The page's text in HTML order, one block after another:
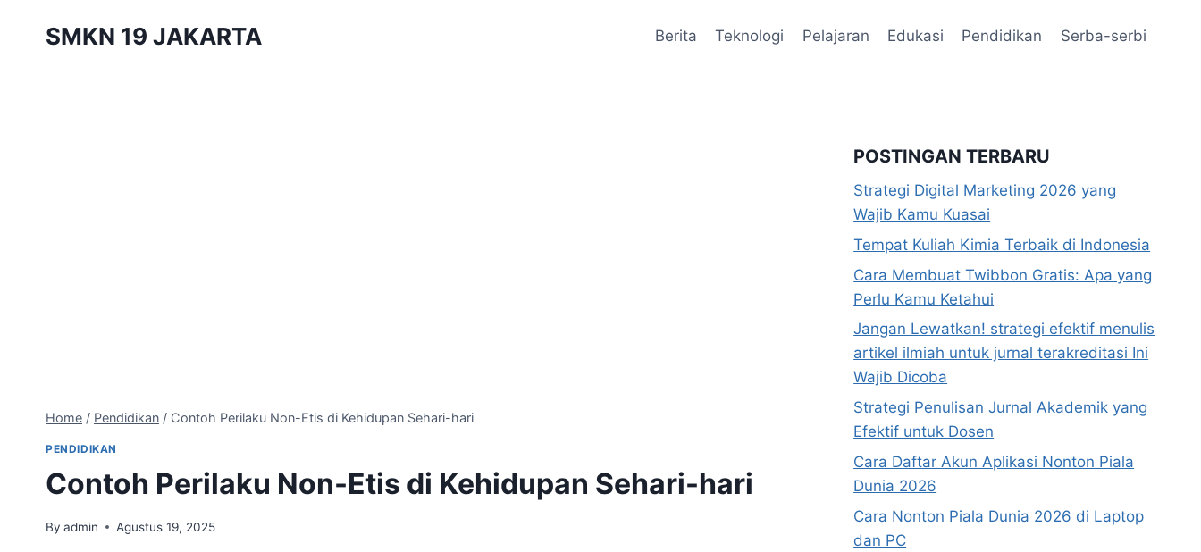
SMKN 19 JAKARTA Berita Teknologi Pelajaran Edukasi Pendidikan Serba-serbi
Home / Pendidikan / Contoh Perilaku Non-Etis di Kehidupan Sehari-hari
PENDIDIKAN
Contoh Perilaku Non-Etis di Kehidupan Sehari-hari
By admin Agustus 19, 2025
POSTINGAN TERBARU
Strategi Digital Marketing 2026 yang
Wajib Kamu Kuasai
Tempat Kuliah Kimia Terbaik di Indonesia
Cara Membuat Twibbon Gratis: Apa yang
Perlu Kamu Ketahui
Jangan Lewatkan! strategi efektif menulis
artikel ilmiah untuk jurnal terakreditasi Ini
Wajib Dicoba
Strategi Penulisan Jurnal Akademik yang
Efektif untuk Dosen
Cara Daftar Akun Aplikasi Nonton Piala
Dunia 2026
Cara Nonton Piala Dunia 2026 di Laptop
dan PC